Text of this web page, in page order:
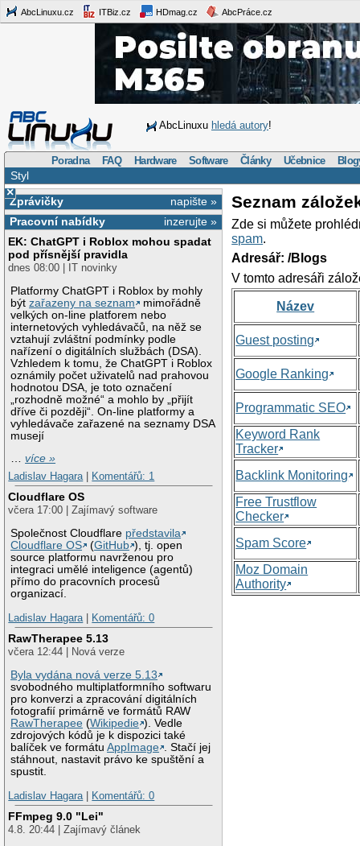
AbcLinuxu.cz ITBiz.cz HDmag.cz AbcPráce.cz
AbcLinuxu hledá autory!
Poradna FAQ Hardware Software Články Učebnice
Styl
×
napište »
Zprávičky
inzerujte »
Pracovní nabídky
EK: ChatGPT i Roblox mohou spadat
pod přísnější pravidla
dnes 08:00 | IT novinky
Platformy ChatGPT i Roblox by mohly
býtzařazeny na seznam
mimořádně
velkých on-line platforem nebo
internetových vyhledávačů, na něž se
vztahují zvláštní podmínky podle
nařízení o digitálních službách (DSA).
Vzhledem k tomu, že ChatGPT i Roblox
oznámily počet uživatelů nad prahovou
hodnotou DSA, je toto označení
„rozhodně možné“ a mohlo by „přijít
dříve či později“. On-line platformy a
vyhledávače zařazené na seznamy DSA
musejí
…více »
Ladislav Hagara
Komentářů: 1
Cloudflare OS
včera 17:00 | Zajímavý software
Společnost Cloudflare představila
Cloudflare OS
(GitHub ), tj. open
source platformu navrženou pro
integraci umělé inteligence (agentů)
přímo do pracovních procesů
organizací.
Ladislav Hagara
Komentářů: 0
RawTherapee 5.13
včera 12:44 | Nová verze
Byla vydána nová verze 5.13
svobodného multiplatformního softwaru
pro konverzi a zpracování digitálních
fotografií primárně ve formátů RAW
RawTherapee (Wikipedie ). Vedle
zdrojových kódů je k dispozici také
balíček ve formátuAppImage . Stačí jej
stáhnout, nastavit právo ke spuštění a
spustit.
Ladislav Hagara
Komentářů: 0
FFmpeg 9.0 "Lei"
4.8. 20:44 | Zajímavý článek
Seznam
Zde si můžete
spam.
Adresář: /Blogs
V tomto adresáři
Název
Guest posting
Google Ranking
Programmatic SEO
Keyword Rank
Tracker
Backlink Monitoring
Free Trustflow
Checker
Spam Score
Moz Domain
Authority